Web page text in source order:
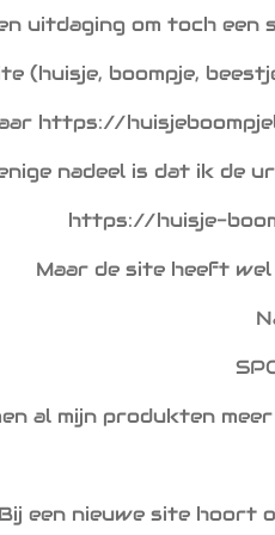
uitdaging om toch een
(huisje, boompje,
https://
nadeel is dat ik de
https://huisje-
Maar de site heeft wel
al mijn produkten
Bij een nieuwe site hoort